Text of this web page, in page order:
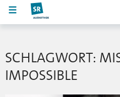
SCHLAGWORT:
IMPOSSIBLE